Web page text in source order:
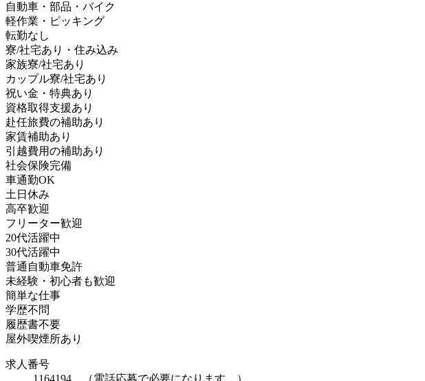
自動車・部品・バイク
軽作業・ピッキング
転勤なし
寮/社宅あり・住み込み
家族寮/社宅あり
カップル寮/社宅あり
祝い金・特典あり
資格取得支援あり
赴任旅費の補助あり
家賃補助あり
引越費用の補助あり
社会保険完備
車通勤OK
土日休み
高卒歓迎
フリーター歓迎
20代活躍中
30代活躍中
普通自動車免許
未経験・初心者も歓迎
簡単な仕事
学歴不問
履歴書不要
屋外喫煙所あり
求人番号